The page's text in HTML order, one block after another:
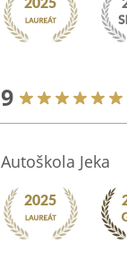
9
Autoškola Jeka